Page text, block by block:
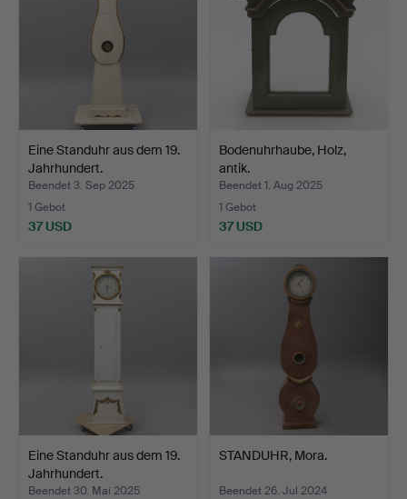
Eine Standuhr aus dem 19.
Jahrhundert.
Beendet 3. Sep 2025
1 Gebot
37 USD
Bodenuhrhaube, Holz,
antik.
Beendet 1. Aug 2025
1 Gebot
37 USD
Eine Standuhr aus dem 19.
Jahrhundert.
Beendet 30. Mai 2025
STANDUHR, Mora.
Beendet 26. Jul 2024